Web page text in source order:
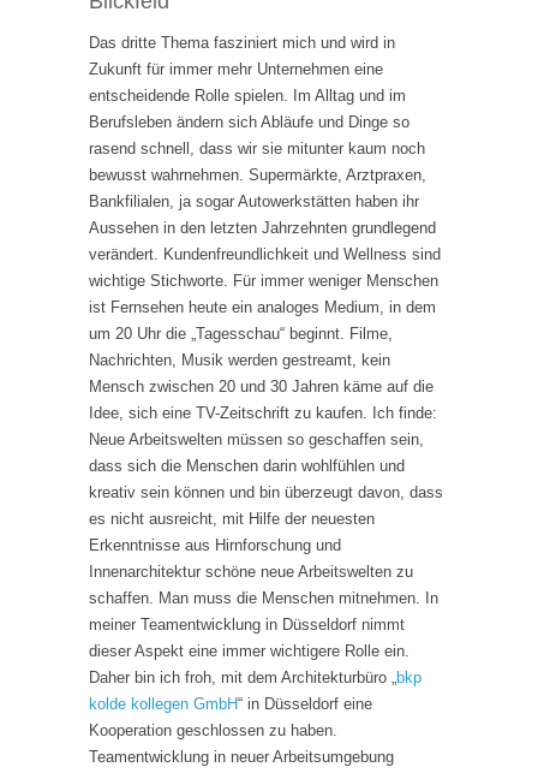
Das dritte Thema fasziniert mich und wird in
Zukunft für immer mehr Unternehmen eine
entscheidende Rolle spielen. Im Alltag und im
Berufsleben ändern sich Abläufe und Dinge so
rasend schnell, dass wir sie mitunter kaum noch
bewusst wahrnehmen. Supermärkte, Arztpraxen,
Bankfilialen, ja sogar Autowerkstätten haben ihr
Aussehen in den letzten Jahrzehnten grundlegend
verändert. Kundenfreundlichkeit und Wellness sind
wichtige Stichworte. Für immer weniger Menschen
ist Fernsehen heute ein analoges Medium, in dem
um 20 Uhr die „Tagesschau“ beginnt. Filme,
Nachrichten, Musik werden gestreamt, kein
Mensch zwischen 20 und 30 Jahren käme auf die
Idee, sich eine TV-Zeitschrift zu kaufen. Ich finde:
Neue Arbeitswelten müssen so geschaffen sein,
dass sich die Menschen darin wohlfühlen und
kreativ sein können und bin überzeugt davon, dass
es nicht ausreicht, mit Hilfe der neuesten
Erkenntnisse aus Hirnforschung und
Innenarchitektur schöne neue Arbeitswelten zu
schaffen. Man muss die Menschen mitnehmen. In
meiner Teamentwicklung in Düsseldorf nimmt
dieser Aspekt eine immer wichtigere Rolle ein.
Daher bin ich froh, mit dem Architekturbüro „bkp
kolde kollegen GmbH“ in Düsseldorf eine
Kooperation geschlossen zu haben.
Teamentwicklung in neuer Arbeitsumgebung